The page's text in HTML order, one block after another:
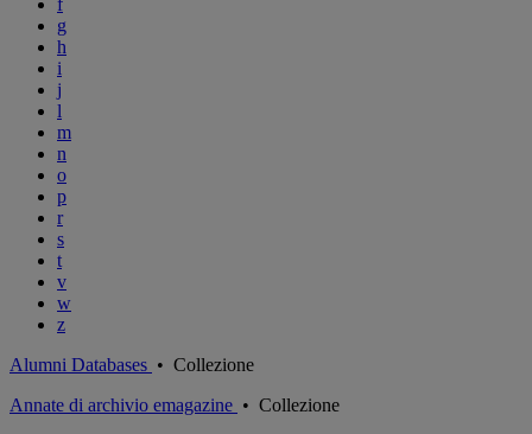
g
h
i
j
l
m
n
o
p
r
s
t
v
w
z
Alumni Databases • Collezione
Annate di archivio emagazine • Collezione